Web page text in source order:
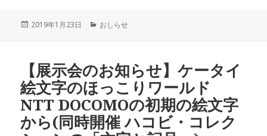
投
2019年1月23日
カ
ー
おしらせ
【展示会のお知らせ】ケータイ
絵文字のほっこりワールド
NTT DOCOMOの初期の絵文字
から(同時開催 ハコビ・コレク